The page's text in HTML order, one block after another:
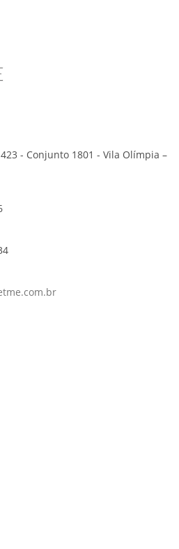
- Conjunto 1801 - Vila Olímpia –
Abre